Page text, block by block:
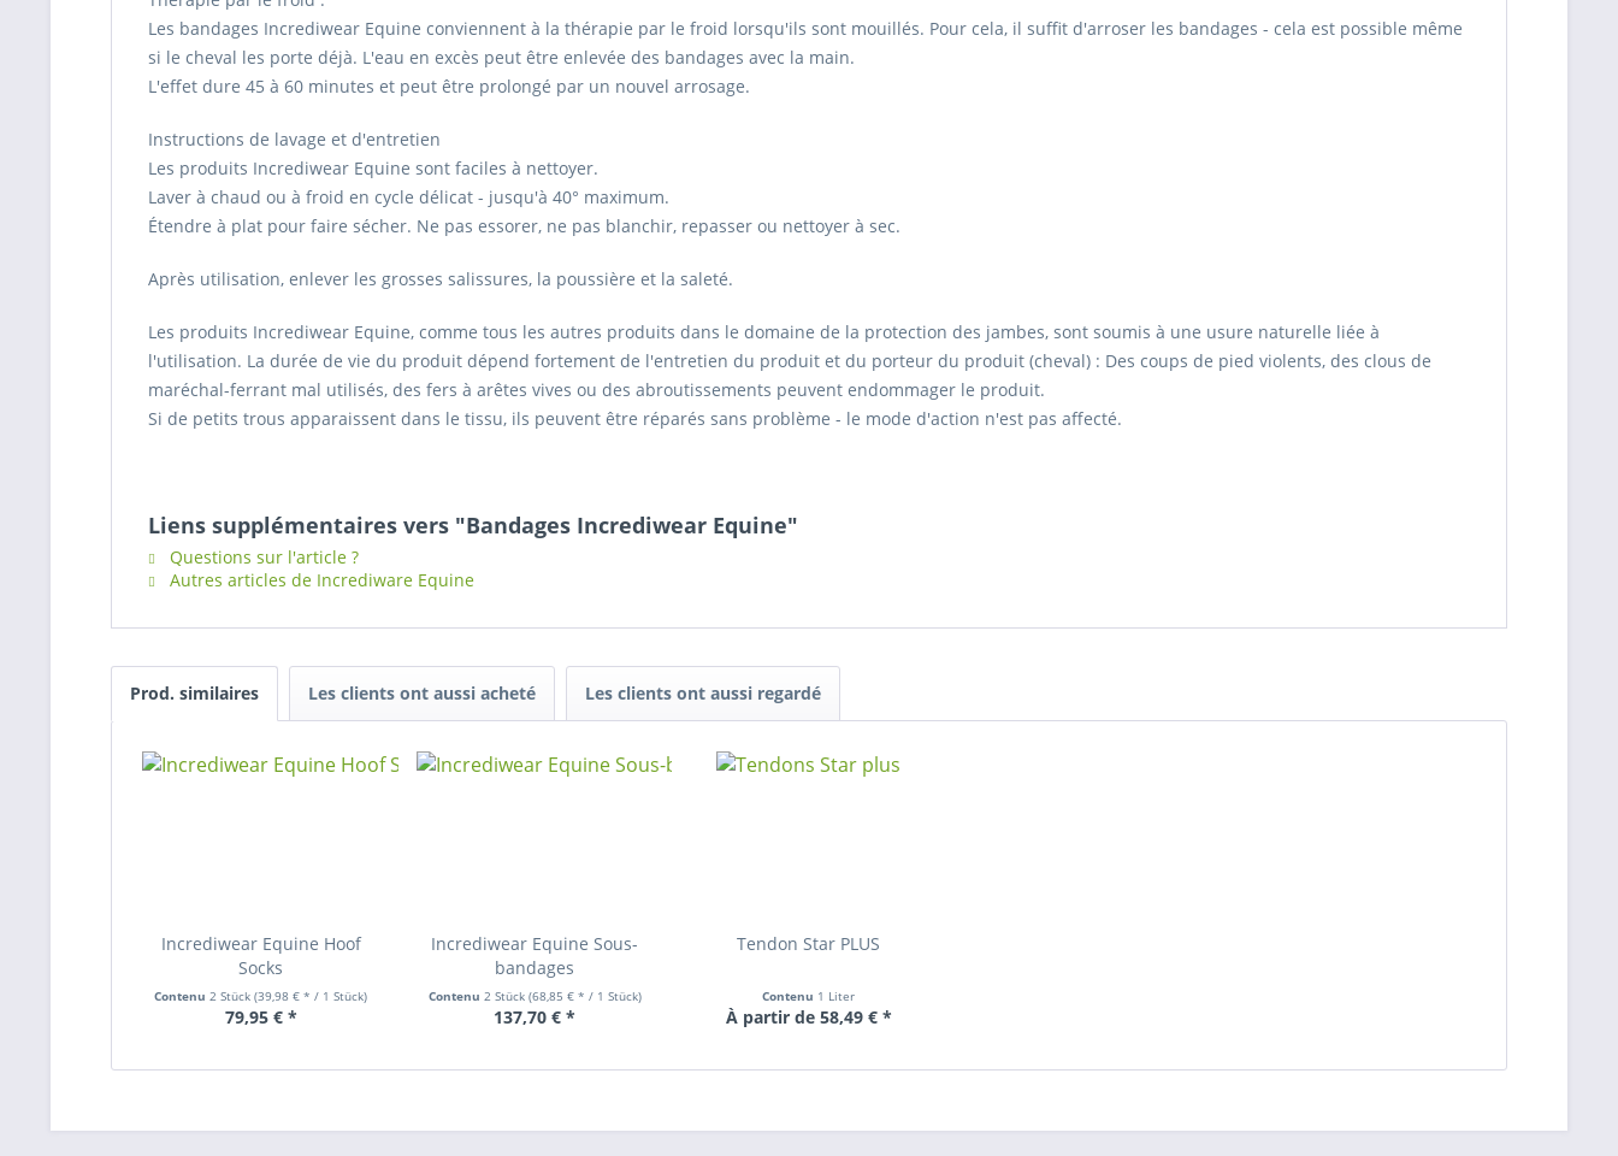
Les bandages Incrediwear Equine conviennent à la thérapie par le froid lorsqu'ils sont mouillés. Pour cela, il suffit d'arroser les bandages - cela est possible même
si le cheval les porte déjà. L'eau en excès peut être enlevée des bandages avec la main.
L'effet dure 45 à 60 minutes et peut être prolongé par un nouvel arrosage.
Instructions de lavage et d'entretien
Les produits Incrediwear Equine sont faciles à nettoyer.
Laver à chaud ou à froid en cycle délicat - jusqu'à 40° maximum.
Étendre à plat pour faire sécher. Ne pas essorer, ne pas blanchir, repasser ou nettoyer à sec.
Après utilisation, enlever les grosses salissures, la poussière et la saleté.
Les produits Incrediwear Equine, comme tous les autres produits dans le domaine de la protection des jambes, sont soumis à une usure naturelle liée à
l'utilisation. La durée de vie du produit dépend fortement de l'entretien du produit et du porteur du produit (cheval) : Des coups de pied violents, des clous de
maréchal-ferrant mal utilisés, des fers à arêtes vives ou des abroutissements peuvent endommager le produit.
Si de petits trous apparaissent dans le tissu, ils peuvent être réparés sans problème - le mode d'action n'est pas affecté.
Liens supplémentaires vers "Bandages Incrediwear Equine"
Questions sur l'article ?
Autres articles de Incrediware Equine
Prod. similaires Les clients ont aussi acheté Les clients ont aussi regardé
Incrediwear Equine Hoof
Socks
Contenu2 Stück(39,98 € * / 1 Stück)
79,95 € *
Incrediwear Equine Sous-
bandages
Contenu 2 Stück (68,85 € * / 1 Stück)
137,70 € *
Tendon Star PLUS
Contenu 1 Liter
À partir de 58,49 € *